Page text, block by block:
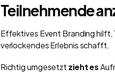
Teilnehmende
Effektives Event Branding hilft,
verlockendes Erlebnis schafft.
Richtig umgesetzt zieht es